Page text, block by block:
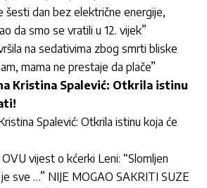
šesti dan bez električne energije,
da smo se vratili u 12. vijek”
na sedativima zbog smrti bliske
mama ne prestaje da plače”
Kristina Spalević: Otkrila istinu
Spalević: Otkrila istinu koja će
vijest o kćerki Leni: “Slomljen
sve …” NIJE MOGAO SAKRITI SUZE